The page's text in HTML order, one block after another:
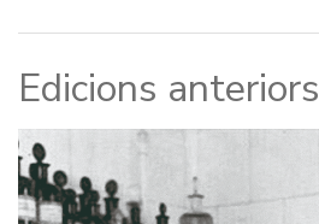
Edicions anteriors